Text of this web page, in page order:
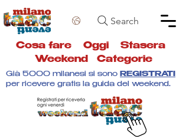
Search
Cosa fare Oggi Stasera
Weekend
Categorie
Già 5000 milanesi si sono REGISTRATI
per ricevere gratis la guida del weekend.